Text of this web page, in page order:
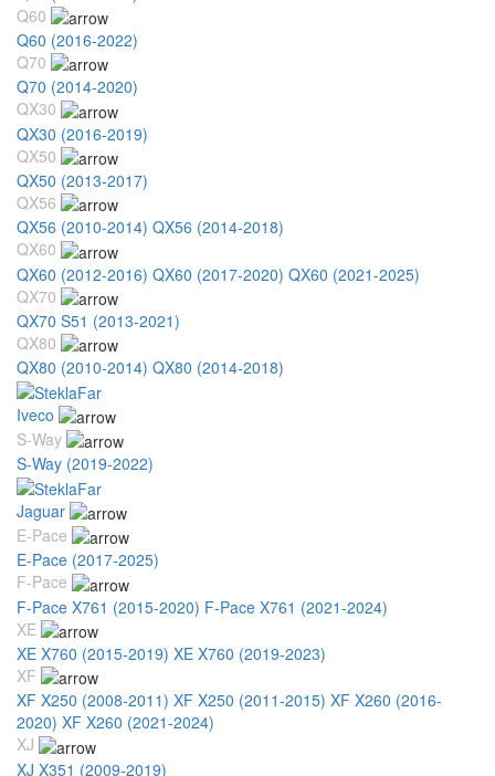
Q60
Q60 (2016-2022)
Q70
Q70 (2014-2020)
QX30
QX30 (2016-2019)
QX50
QX50 (2013-2017)
QX56
QX56 (2010-2014) QX56 (2014-2018)
QX60
QX60 (2012-2016) QX60 (2017-2020) QX60 (2021-2025)
QX70
QX70 S51 (2013-2021)
QX80
QX80 (2010-2014) QX80 (2014-2018)
Iveco
S-Way
S-Way (2019-2022)
Jaguar
E-Pace
E-Pace (2017-2025)
F-Pace
F-Pace X761 (2015-2020) F-Pace X761 (2021-2024)
XE
XE X760 (2015-2019) XE X760 (2019-2023)
XF
XF X250 (2008-2011) XF X250 (2011-2015) XF X260 (2016-
2020) XF X260 (2021-2024)
XJ
XJ X351 (2009-2019)